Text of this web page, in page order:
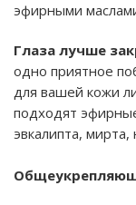
эфирными
Глаза лучше
одно приятное
для вашей кожи
подходят
эвкалипта,